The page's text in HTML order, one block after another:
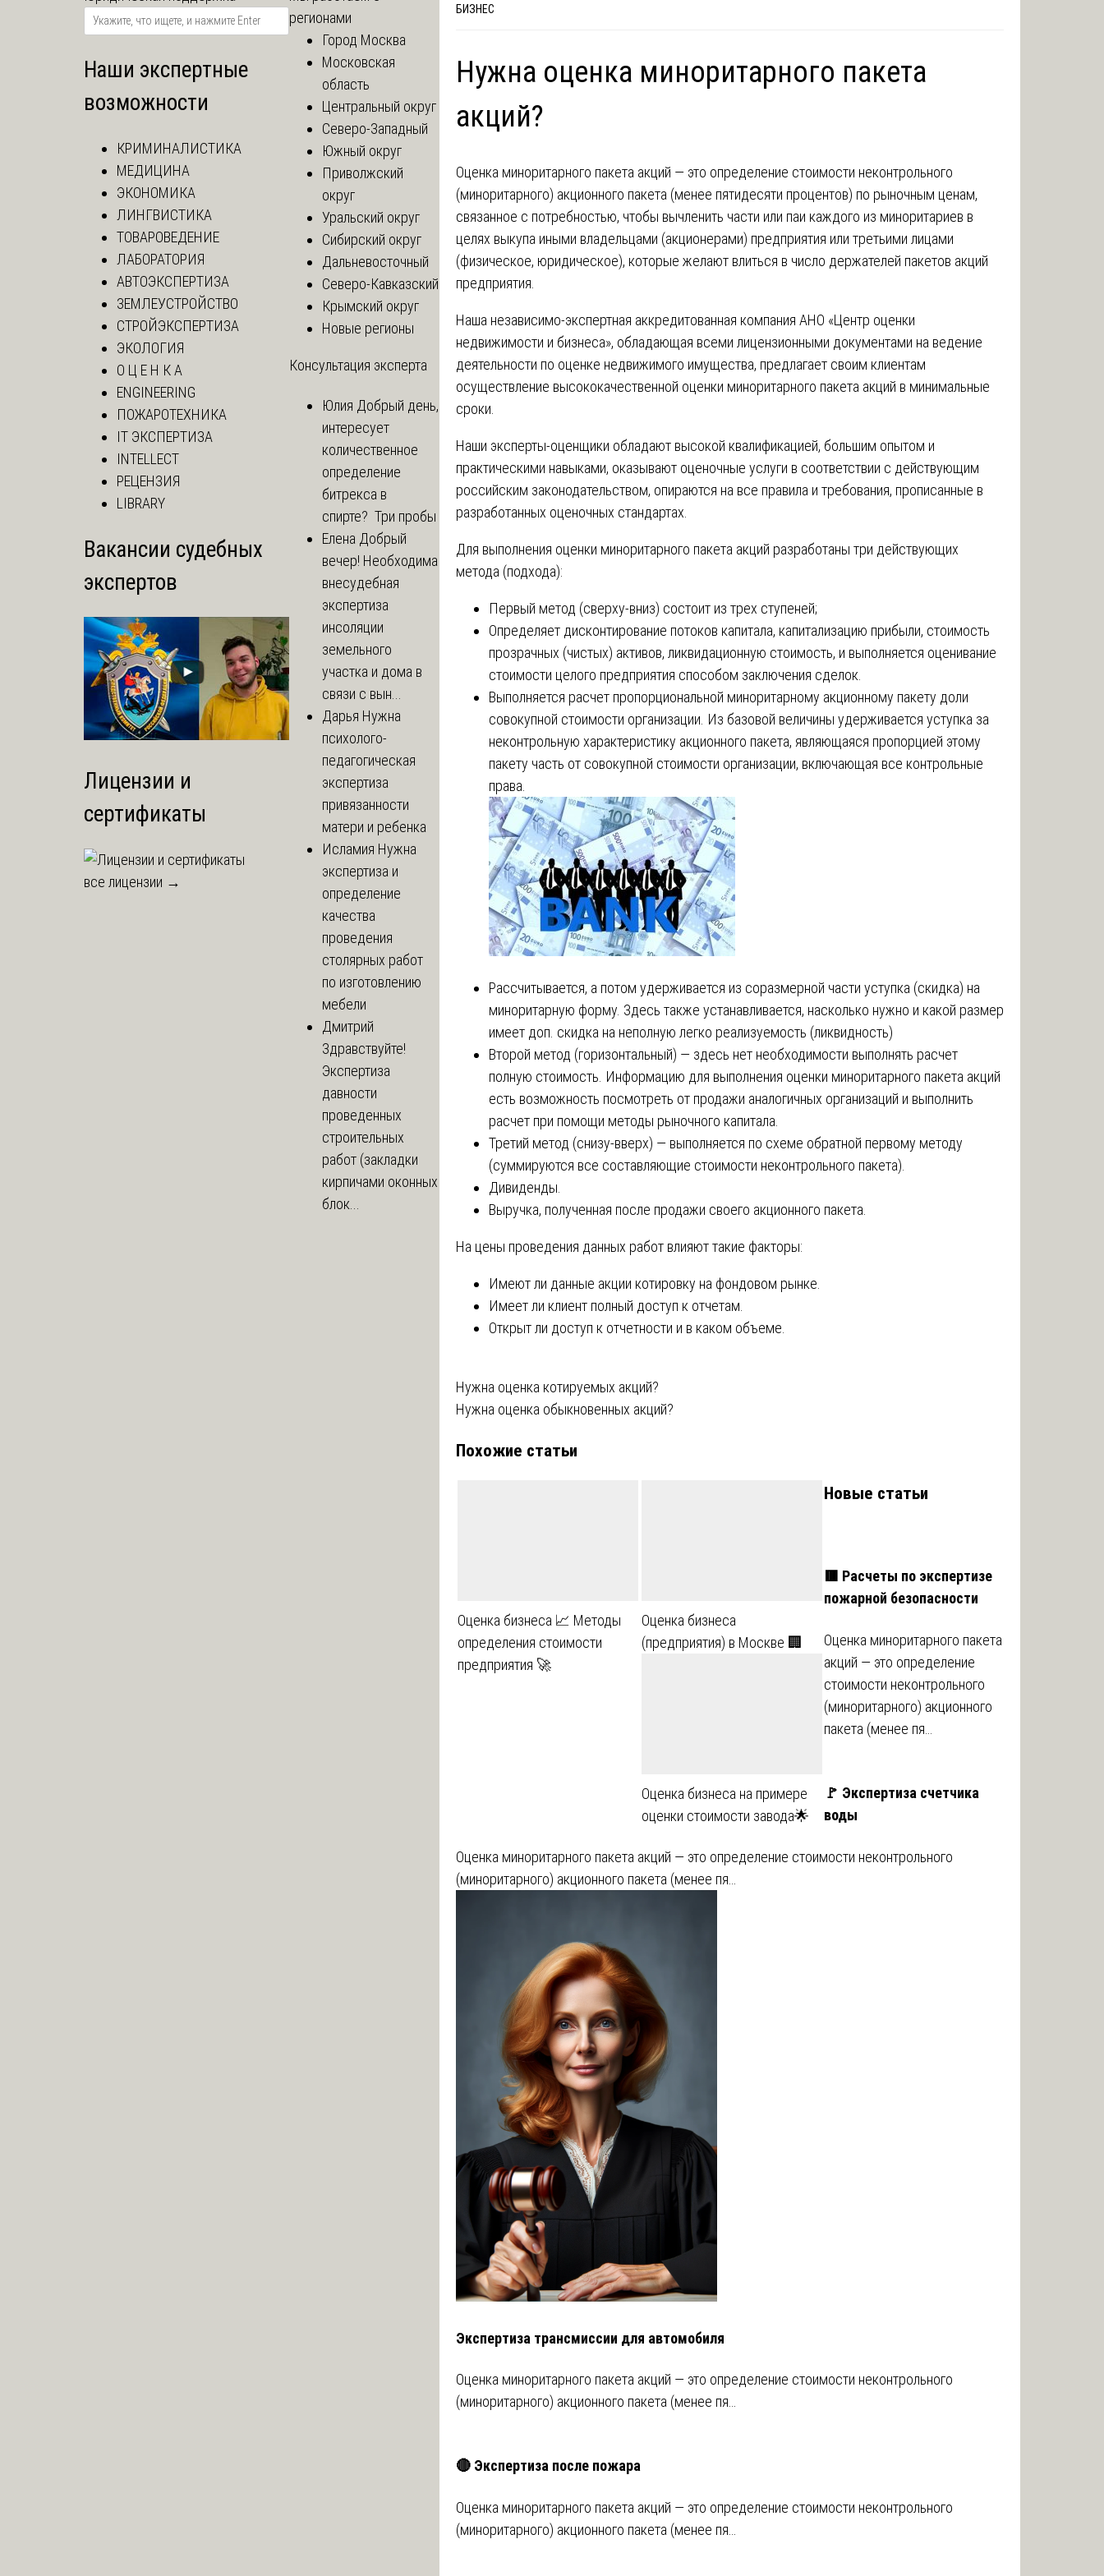
БИЗНЕС
Нужна оценка миноритарного пакета
акций?
Оценка миноритарного пакета акций ― это определение стоимости неконтрольного
(миноритарного) акционного пакета (менее пятидесяти процентов) по рыночным ценам,
связанное с потребностью, чтобы вычленить части или паи каждого из миноритариев в
целях выкупа иными владельцами (акционерами) предприятия или третьими лицами
(физическое, юридическое), которые желают влиться в число держателей пакетов акций
предприятия.
Наша независимо-экспертная аккредитованная компания АНО «Центр оценки
недвижимости и бизнеса», обладающая всеми лицензионными документами на ведение
деятельности по оценке недвижимого имущества, предлагает своим клиентам
осуществление высококачественной оценки миноритарного пакета акций в минимальные
сроки.
Наши эксперты-оценщики обладают высокой квалификацией, большим опытом и
практическими навыками, оказывают оценочные услуги в соответствии с действующим
российским законодательством, опираются на все правила и требования, прописанные в
разработанных оценочных стандартах.
Для выполнения оценки миноритарного пакета акций разработаны три действующих
метода (подхода):
Первый метод (сверху-вниз) состоит из трех ступеней;
Определяет дисконтирование потоков капитала, капитализацию прибыли, стоимость
прозрачных (чистых) активов, ликвидационную стоимость, и выполняется оценивание
стоимости целого предприятия способом заключения сделок.
Выполняется расчет пропорциональной миноритарному акционному пакету доли
совокупной стоимости организации. Из базовой величины удерживается уступка за
неконтрольную характеристику акционного пакета, являющаяся пропорцией этому
пакету часть от совокупной стоимости организации, включающая все контрольные
права.
Рассчитывается, а потом удерживается из соразмерной части уступка (скидка) на
миноритарную форму. Здесь также устанавливается, насколько нужно и какой размер
имеет доп. скидка на неполную легко реализуемость (ликвидность)
Второй метод (горизонтальный) ― здесь нет необходимости выполнять расчет
полную стоимость. Информацию для выполнения оценки миноритарного пакета акций
есть возможность посмотреть от продажи аналогичных организаций и выполнить
расчет при помощи методы рыночного капитала.
Третий метод (снизу-вверх) ― выполняется по схеме обратной первому методу
(суммируются все составляющие стоимости неконтрольного пакета).
Дивиденды.
Выручка, полученная после продажи своего акционного пакета.
На цены проведения данных работ влияют такие факторы:
Имеют ли данные акции котировку на фондовом рынке.
Имеет ли клиент полный доступ к отчетам.
Открыт ли доступ к отчетности и в каком объеме.
Навигация
по
записям
Нужна оценка котируемых акций?
Нужна оценка обыкновенных акций?
Похожие статьи
Оценка бизнеса 📈 Методы
определения стоимости
предприятия 🚀
Оценка бизнеса
(предприятия) в Москве 🏢
Оценка бизнеса на примере
оценки стоимости завода🌟
Новые статьи
🟥 Расчеты по экспертизе
пожарной безопасности
Оценка миноритарного пакета
акций ― это определение
стоимости неконтрольного
(миноритарного) акционного
пакета (менее пя…
🚩 Экспертиза счетчика
воды
Оценка миноритарного пакета акций ― это определение стоимости неконтрольного
(миноритарного) акционного пакета (менее пя…
Экспертиза трансмиссии для автомобиля
Оценка миноритарного пакета акций ― это определение стоимости неконтрольного
(миноритарного) акционного пакета (менее пя…
🔴 Экспертиза после пожара
Оценка миноритарного пакета акций ― это определение стоимости неконтрольного
(миноритарного) акционного пакета (менее пя…
Наши экспертные
возможности
КРИМИНАЛИСТИКА
МЕДИЦИНА
ЭКОНОМИКА
ЛИНГВИСТИКА
ТОВАРОВЕДЕНИЕ
ЛАБОРАТОРИЯ
АВТОЭКСПЕРТИЗА
ЗЕМЛЕУСТРОЙСТВО
СТРОЙЭКСПЕРТИЗА
ЭКОЛОГИЯ
О Ц Е Н К А
ENGINEERING
ПОЖАРОТЕХНИКА
IT ЭКСПЕРТИЗА
INTELLECT
РЕЦЕНЗИЯ
LIBRARY
Вакансии судебных
экспертов
Лицензии и
сертификаты
все лицензии →
регионами
Город Москва
Московская
область
Центральный округ
Северо-Западный
Южный округ
Приволжский
округ
Уральский округ
Сибирский округ
Дальневосточный
Северо-Кавказский
Крымский округ
Новые регионы
Консультация эксперта
Юлия Добрый день,
интересует
количественное
определение
битрекса в
спирте? Три пробы
Елена Добрый
вечер! Необходима
внесудебная
экспертиза
инсоляции
земельного
участка и дома в
связи с вын...
Дарья Нужна
психолого-
педагогическая
экспертиза
привязанности
матери и ребенка
Исламия Нужна
экспертиза и
определение
качества
проведения
столярных работ
по изготовлению
мебели
Дмитрий
Здравствуйте!
Экспертиза
давности
проведенных
строительных
работ (закладки
кирпичами оконных
блок...